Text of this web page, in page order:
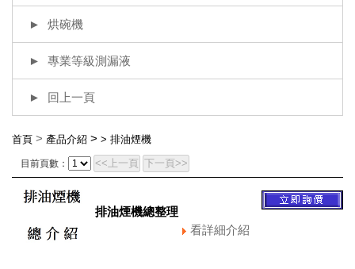
烘碗機
專業等級測漏液
回上一頁
首頁 > 產品介紹 > > 排油煙機
目前頁數： <<上一頁 下一頁>>
排油煙機總整理
看詳細介紹